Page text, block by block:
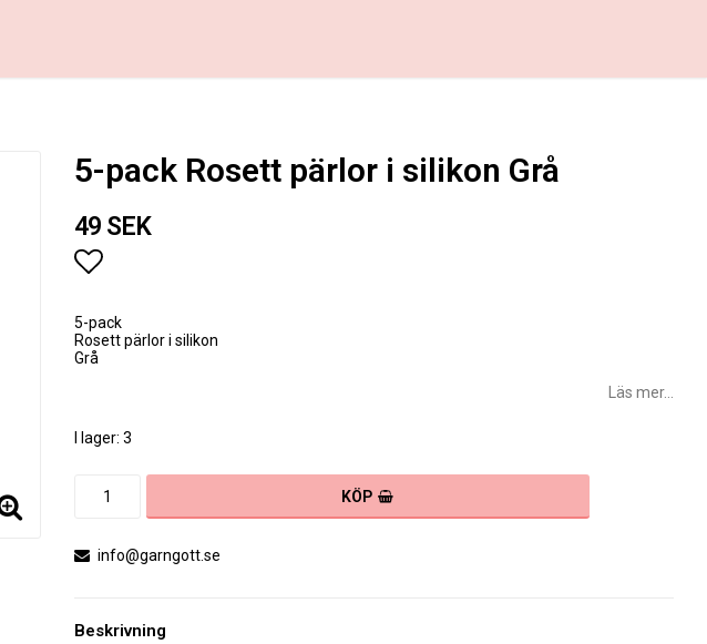
5-pack Rosett pärlor i silikon Grå
49 SEK
5-pack
Rosett pärlor i silikon
Grå
Läs mer...
I lager: 3
KÖP
info@garngott.se
Beskrivning